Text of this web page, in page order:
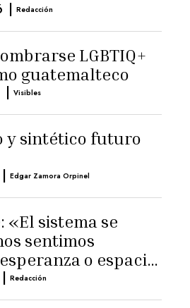
| Redacción
LGBTIQ+
guatemalteco
| Visibles
y sintético futuro
| Edgar Zamora Orpinel
«El sistema se
sentimos
o espacio
| Redacción